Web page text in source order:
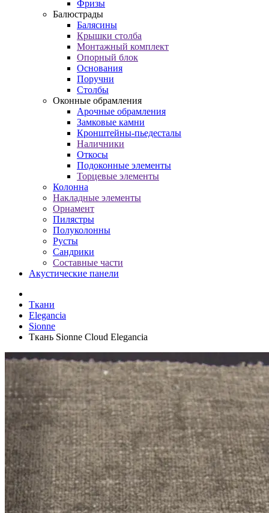
Фризы
Балюстрады
Балясины
Крышки столба
Монтажный комплект
Опорный блок
Основания
Поручни
Столбы
Оконные обрамления
Арочные обрамления
Замковые камни
Кронштейны-пьедесталы
Наличники
Откосы
Подоконные элементы
Торцевые элементы
Колонна
Накладные элементы
Орнамент
Пилястры
Полуколонны
Русты
Сандрики
Составные части
Акустические панели
Ткани
Elegancia
Sionne
Ткань Sionne Cloud Elegancia